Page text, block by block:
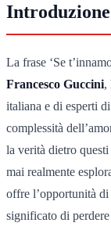
Introduzione
La frase ‘Se
Francesco Guccini,
italiana e di esperti
complessità
la verità dietro
mai realmente
offre l’opportunità
significato di